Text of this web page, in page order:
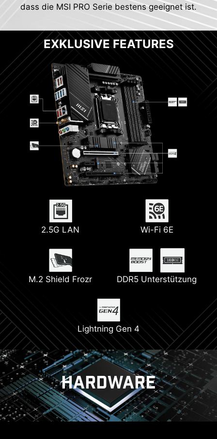
dass die MSI PRO Serie bestens geeignet ist.
EXKLUSIVE FEATURES
2.5G LAN Wi-Fi 6E
M.2 Shield Frozr DDR5 Unterstützung
Lightning Gen 4
HARDWARE